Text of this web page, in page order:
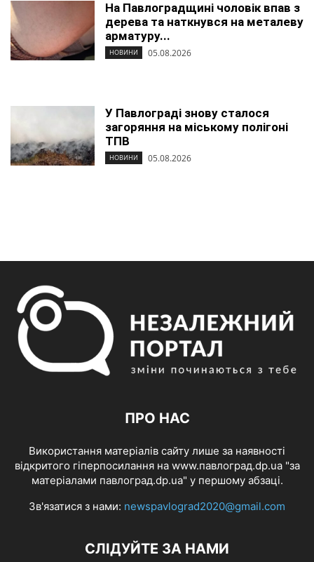
На Павлоградщині чоловік впав з
дерева та наткнувся на металеву
арматуру...
НОВИНИ 05.08.2026
У Павлограді знову сталося
загоряння на міському полігоні
ТПВ
НОВИНИ 05.08.2026
ПРО НАС
Використання матеріалів сайту лише за наявності
відкритого гіперпосилання на www.павлоград.dp.ua "за
матеріалами павлоград.dp.ua" у першому абзаці.
Зв'язатися з нами: newspavlograd2020@gmail.com
СЛІДУЙТЕ ЗА НАМИ